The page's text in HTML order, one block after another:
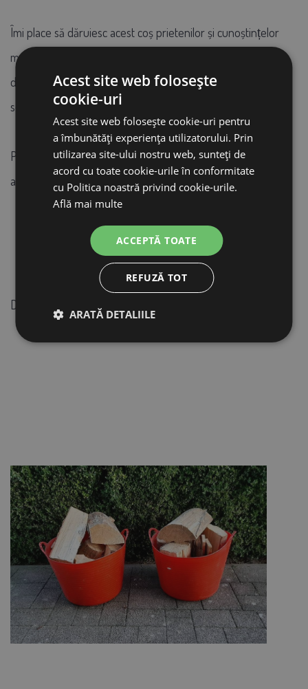
Îmi place să dăruiesc acest coș prietenilor și cunoștințelor
mele pentru că sunt sigură că cu acest cadou nu voi
dezamăgi pe nimeni care are o grădină, crește animale sau
se încălzește cu lemne.
Probabil că nu veți găsi un coș similar de această calitate în
altă parte pe piață.
După 4 ani de utilizare: iarna pentru lemne, vara în grădină.
Acest site web folosește
cookie-uri
Acest site web folosește cookie-uri pentru
a îmbunătăți experiența utilizatorului. Prin
utilizarea site-ului nostru web, sunteți de
acord cu toate cookie-urile în conformitate
cu Politica noastră privind cookie-urile.
Află mai multe
ACCEPTĂ TOATE
REFUZĂ TOT
ARATĂ DETALIILE